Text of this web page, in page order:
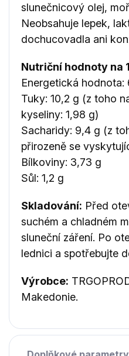
slunečnicový olej,
Neobsahuje lepek,
dochucovadla ani
Nutriční hodnoty na
Energetická hodnota:
Tuky: 10,2 g (z toho
kyseliny: 1,98 g)
Sacharidy: 9,4 g (z
přirozeně se
Bílkoviny: 3,73 g
Sůl: 1,2 g
Skladování: Před
suchém a chladném
sluneční záření. Po
lednici a spotřebujte
Výrobce:
Makedonie.